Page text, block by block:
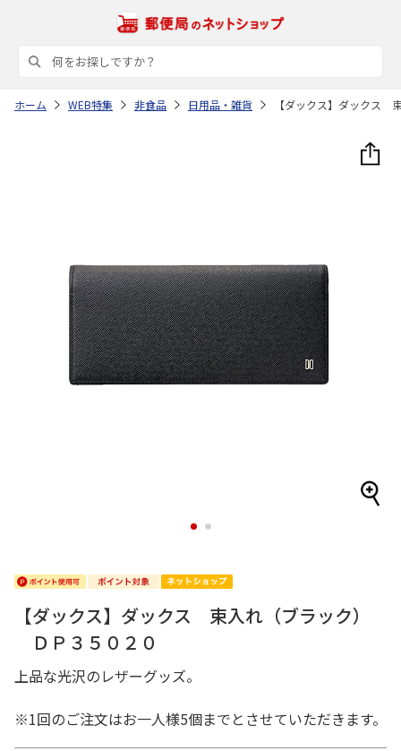
ホーム WEB特集 非食品 日用品・雑貨 【ダックス】ダックス
1 2
【ダックス】ダックス 束入れ（ブラック）
ＤＰ３５０２０
上品な光沢のレザーグッズ。
※1回のご注文はお一人様5個までとさせていただきます。